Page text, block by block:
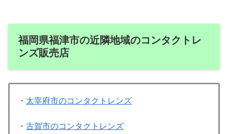
福岡県福津市の近隣地域のコンタクトレ
ンズ販売店
・ 太宰府市のコンタクトレンズ
・ 古賀市のコンタクトレンズ